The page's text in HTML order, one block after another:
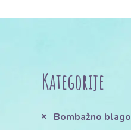
Kategorije
Bombažno blago